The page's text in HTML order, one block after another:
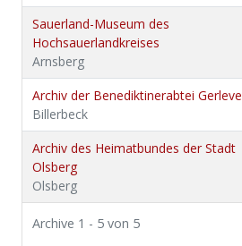
Sauerland-Museum des
Hochsauerlandkreises
Arnsberg
Archiv der Benediktinerabtei Gerleve
Billerbeck
Archiv des Heimatbundes der Stadt
Olsberg
Olsberg
Archive 1 - 5 von 5